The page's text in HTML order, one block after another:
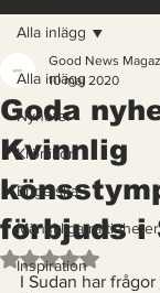
Alla inlägg
Nyheter
Krönikor
Engelska
Mänskliga rättigheter
Inspiration
Alla inlägg
Goda
Kvinnlig
förbjuds i
Good News
10 maj 2020
Betygsatt till
I Sudan har